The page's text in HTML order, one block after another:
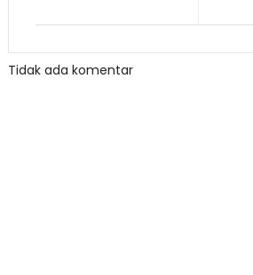
Tidak ada komentar